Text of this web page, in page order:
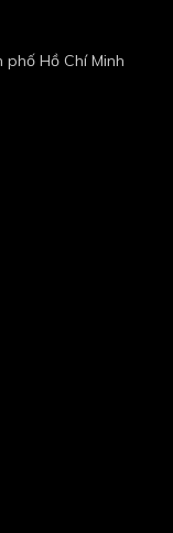
phố Hồ Chí Minh